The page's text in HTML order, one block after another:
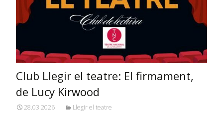
Club Llegir el teatre: El firmament,
de Lucy Kirwood
28.03.2026 Llegir el teatre